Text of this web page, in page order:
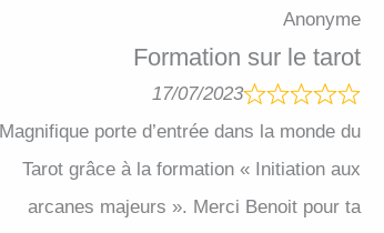
Anonyme
Formation sur le tarot
17/07/2023
Magnifique porte d’entrée dans la monde du
Tarot grâce à la formation « Initiation aux
arcanes majeurs ». Merci Benoit pour ta